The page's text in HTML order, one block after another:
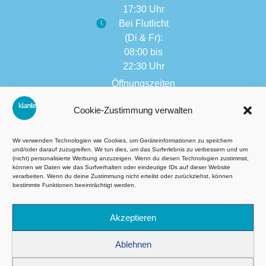
Cookie-Zustimmung verwalten
Wir verwenden Technologien wie Cookies, um Geräteinformationen zu speichern
und/oder darauf zuzugreifen. Wir tun dies, um das Surferlebnis zu verbessern und um
(nicht) personalisierte Werbung anzuzeigen. Wenn du diesen Technologien zustimmst,
können wir Daten wie das Surfverhalten oder eindeutige IDs auf dieser Website
verarbeiten. Wenn du deine Zustimmung nicht erteilst oder zurückziehst, können
bestimmte Funktionen beeinträchtigt werden.
Akzeptieren
Ablehnen
17:30 Uhr
Bei Flutlicht
(Di & Fr):
08:00 bis
22:30 Uhr
Öffnungszeiten
Filialen:
17:30 Uhr
AGB´s
Datenschutzbestimmungen
Impressum